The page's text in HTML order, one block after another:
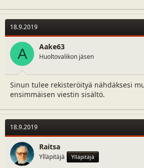
18.9.2019
A Aake63
Huoltovalikon jäsen
Sinun tulee rekisteröityä nähdäksesi
ensimmäisen viestin sisältö.
18.9.2019
Raitsa
Ylläpitäjä Ylläpitäjä